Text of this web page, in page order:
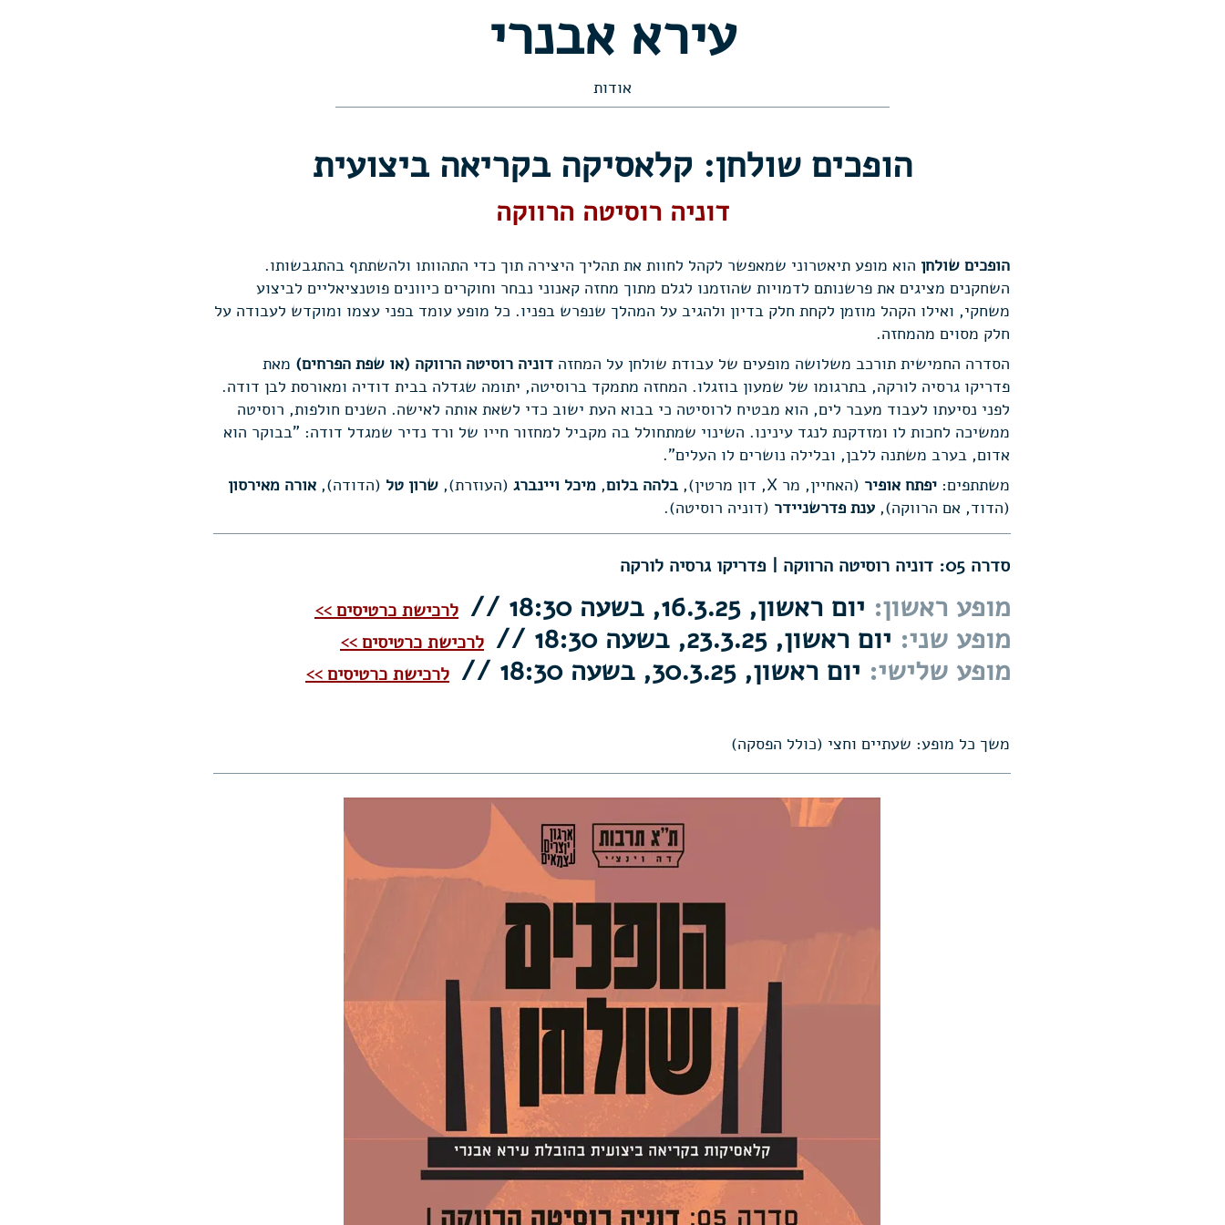
עירא אבנרי
אודות
הופכים שולחן: קלאסיקה בקריאה ביצועית
דוניה רוסיטה הרווקה
הופכים שולחן הוא מופע תיאטרוני שמאפשר לקהל לחוות את תהליך היצירה תוך כדי התהוותו ולהשתתף בהתגבשותו.
השחקנים מציגים את פרשנותם לדמויות שהוזמנו לגלם מתוך מחזה קאנוני נבחר וחוקרים כיוונים פוטנציאליים לביצוע
משחקי, ואילו הקהל מוזמן לקחת חלק בדיון ולהגיב על המהלך שנפרש בפניו. כל מופע עומד בפני עצמו ומוקדש לעבודה על
חלק מסוים מהמחזה.
הסדרה החמישית תורכב משלושה מופעים של עבודת שולחן על המחזה דוניה רוסיטה הרווקה (או שפת הפרחים) מאת
פדריקו גרסיה לורקה, בתרגומו של שמעון בוזגלו. המחזה מתמקד ברוסיטה, יתומה שגדלה בבית דודיה ומאורסת לבן דודה.
לפני נסיעתו לעבוד מעבר לים, הוא מבטיח לרוסיטה כי בבוא העת ישוב כדי לשאת אותה לאישה. השנים חולפות, רוסיטה
ממשיכה לחכות לו ומזדקנת לנגד עינינו. השינוי שמתחולל בה מקביל למחזור חייו של ורד נדיר שמגדל דודה: "בבוקר הוא
אדום, בערב משתנה ללבן, ובלילה נושרים לו העלים".
משתתפים: יפתח אופיר (האחיין, מר X, דון מרטין), בלהה בלום, מיכל ויינברג (העוזרת), שרון טל (הדודה), אורה מאירסון
(הדוד, אם הרווקה), ענת פדרשניידר (דוניה רוסיטה).
סדרה 05: דוניה רוסיטה הרווקה | פדריקו גרסיה לורקה
מופע ראשון: יום ראשון, 16.3.25, בשעה 18:30 // לרכישת כרטיסים >>
מופע שני: יום ראשון, 23.3.25, בשעה 18:30 / / לרכישת כרטיסים >>
מופע שלישי: יום ראשון, 30.3.25, בשעה 18:30 /
/ לרכישת כרטיסים >>
משך כל מופע: שעתיים וחצי (כולל הפסקה)